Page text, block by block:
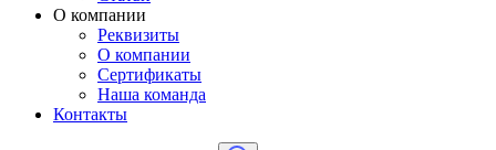
О компании
Реквизиты
О компании
Сертификаты
Наша команда
Контакты